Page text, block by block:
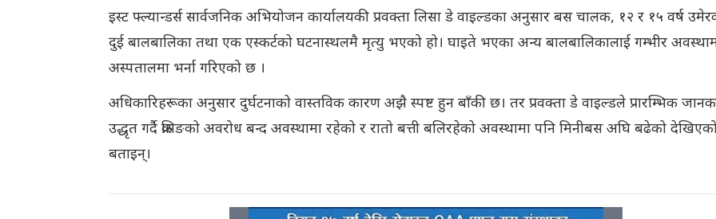
इस्ट फ्ल्यान्डर्स सार्वजनिक अभियोजन कार्यालयकी प्रवक्ता लिसा डे वाइल्डका अनुसार बस चालक, १२ र १५ वर्ष
दुई बालबालिका तथा एक एस्कर्टको घटनास्थलमै मृत्यु भएको हो। घाइते भएका अन्य बालबालिकालाई गम्भीर
अस्पतालमा भर्ना गरिएको छ ।
अधिकारिहरूका अनुसार दुर्घटनाको वास्तविक कारण अझै स्पष्ट हुन बाँकी छ। तर प्रवक्ता डे वाइल्डले प्रारम्भिक
उद्धृत गर्दै क्रसिङको अवरोध बन्द अवस्थामा रहेको र रातो बत्ती बलिरहेको अवस्थामा पनि मिनीबस अघि बढेको
बताइन्।